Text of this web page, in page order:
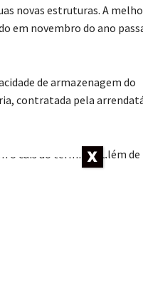
novas estruturas. A
em novembro do ano
de armazenagem do
contratada pela
o cais ao terminal, além de